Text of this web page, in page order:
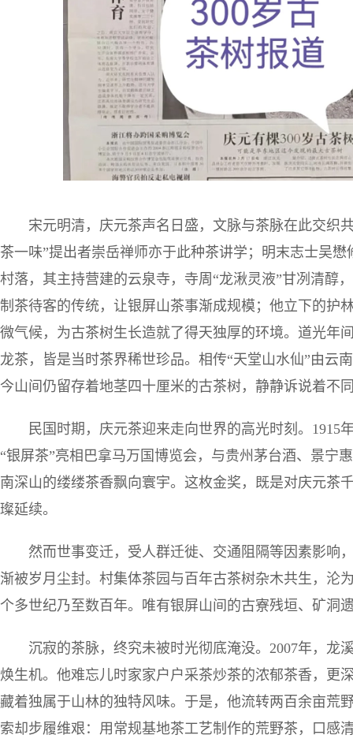
宋元明清，庆元茶声名日盛，文脉与茶脉在此交织
茶一味”提出者崇岳禅师亦于此种茶讲学；明末志士吴
村落，其主持营建的云泉寺，寺周“龙湫灵液”甘冽清醇
制茶待客的传统，让银屏山茶事渐成规模；他立下的护
微气候，为古茶树生长造就了得天独厚的环境。道光年
龙茶，皆是当时茶界稀世珍品。相传“天堂山水仙”由云
今山间仍留存着地茎四十厘米的古茶树，静静诉说着不
民国时期，庆元茶迎来走向世界的高光时刻。1915
“银屏茶”亮相巴拿马万国博览会，与贵州茅台酒、景宁
南深山的缕缕茶香飘向寰宇。这枚金奖，既是对庆元茶
璨延续。
然而世事变迁，受人群迁徙、交通阻隔等因素影响
渐被岁月尘封。村集体茶园与百年古茶树杂木共生，沦
个多世纪乃至数百年。唯有银屏山间的古寮残垣、矿洞
沉寂的茶脉，终究未被时光彻底淹没。2007年，龙
焕生机。他难忘儿时家家户户采茶炒茶的浓郁茶香，更
藏着独属于山林的独特风味。于是，他流转两百余亩荒
索却步履维艰：用常规基地茶工艺制作的荒野茶，口感